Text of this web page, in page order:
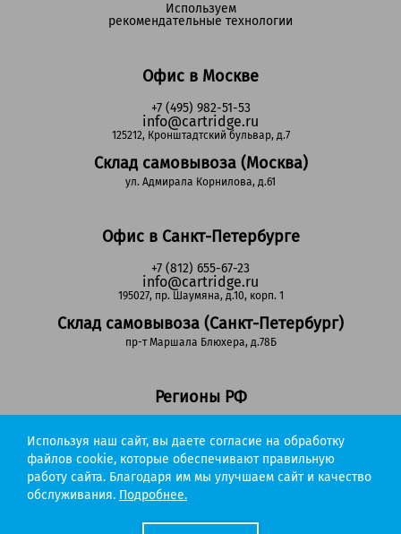
Офис в Москве
+7 (495) 982-51-53
info@cartridge.ru
125212, Кронштадтский бульвар, д.7
Склад самовывоза (Москва)
ул. Адмирала Корнилова, д.61
Офис в Санкт-Петербурге
+7 (812) 655-67-23
info@cartridge.ru
195027, пр. Шаумяна, д.10, корп. 1
Склад самовывоза (Санкт-Петербург)
пр-т Маршала Блюхера, д.78Б
Регионы РФ
(звонок бесплатный)
info@cartridge.ru
Используем
рекомендательные технологии
Cartridge.ru 2012-2026. Все права защищены
Используя наш сайт, вы даете согласие на обработку
файлов cookie, которые обеспечивают правильную
работу сайта. Благодаря им мы улучшаем сайт и качество
обслуживания. Подробнее.